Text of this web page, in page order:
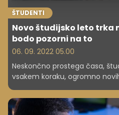
ŠTUDENTI
Novo študijsko leto trka
bodo pozorni na to
06. 09. 2022 05.00
Neskončno prostega časa,
vsakem koraku, ogromno
krojiš sam, so najpogostejših
'sladkem in nepozabnem'
da nisi živel, če nisi izkusil vsaj